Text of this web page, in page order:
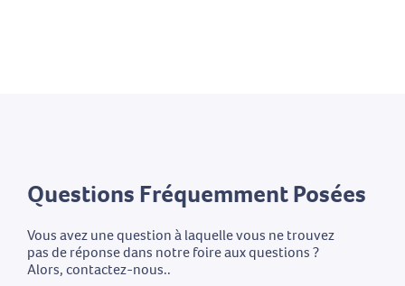
Questions Fréquemment Posées
Vous avez une question à laquelle vous ne trouvez
pas de réponse dans notre foire aux questions ?
Alors, contactez-nous..